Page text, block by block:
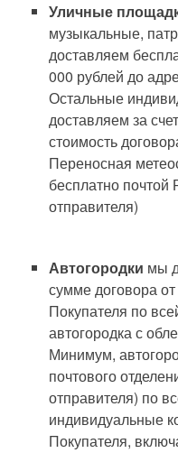
Уличные
музыкальные,
доставляем
000 рублей до
Остальные
доставляем за
стоимость
Переносная
бесплатно
отправителя)
Автогородки мы
сумме договора
Покупателя по
автогородка с
Минимум,
почтового
отправителя) по
индивидуальные
Покупателя,